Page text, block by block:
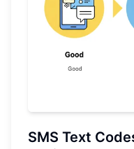
SMS Text